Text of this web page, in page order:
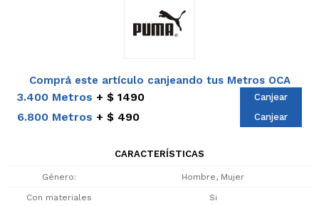
Comprá este artículo canjeando tus Metros OCA
3.400 Metros $ 1490 Canjear
6.800 Metros $ 490 Canjear
CARACTERÍSTICAS
Género Hombre, Mujer
Con materiales
Si